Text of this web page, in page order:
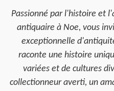
Passionné par l'histoire et
antiquaire à Noe, vous
exceptionnelle
raconte une histoire
variées et de cultures
collectionneur averti, un